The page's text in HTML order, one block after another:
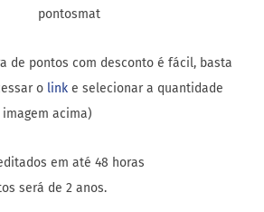
de pontos com desconto é fácil, basta
o link e selecionar a quantidade
acima)
em até 48 horas
será de 2 anos.